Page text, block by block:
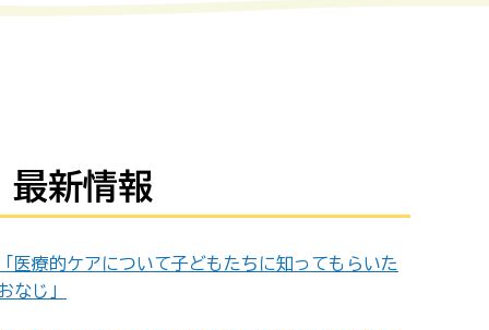
最新情報
医療的ケアについて子どもたちに知ってもらいた
なじ」